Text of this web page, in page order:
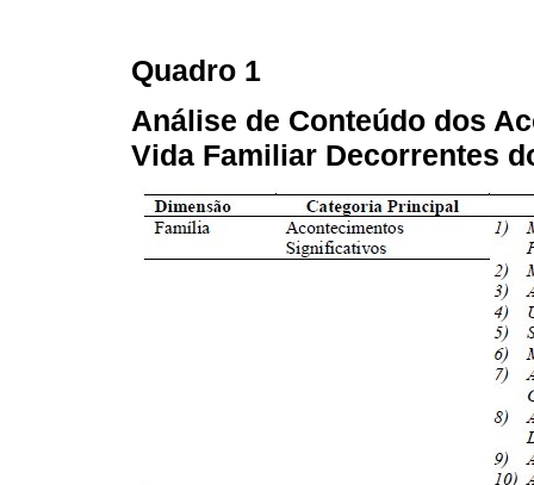
Quadro 1
Análise de Conteúdo dos
Vida Familiar Decorrentes